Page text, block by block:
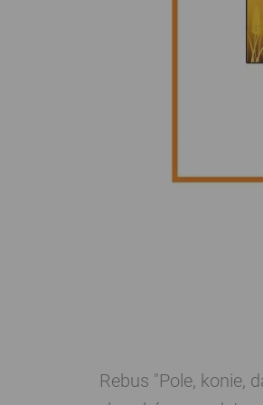
Rebus "Pole, konie,